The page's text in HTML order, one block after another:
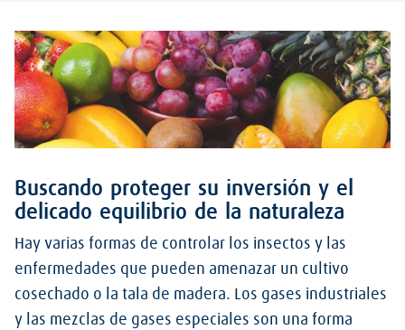
Buscando proteger su inversión y el
delicado equilibrio de la naturaleza
Hay varias formas de controlar los insectos y las
enfermedades que pueden amenazar un cultivo
cosechado o la tala de madera. Los gases industriales
y las mezclas de gases especiales son una forma